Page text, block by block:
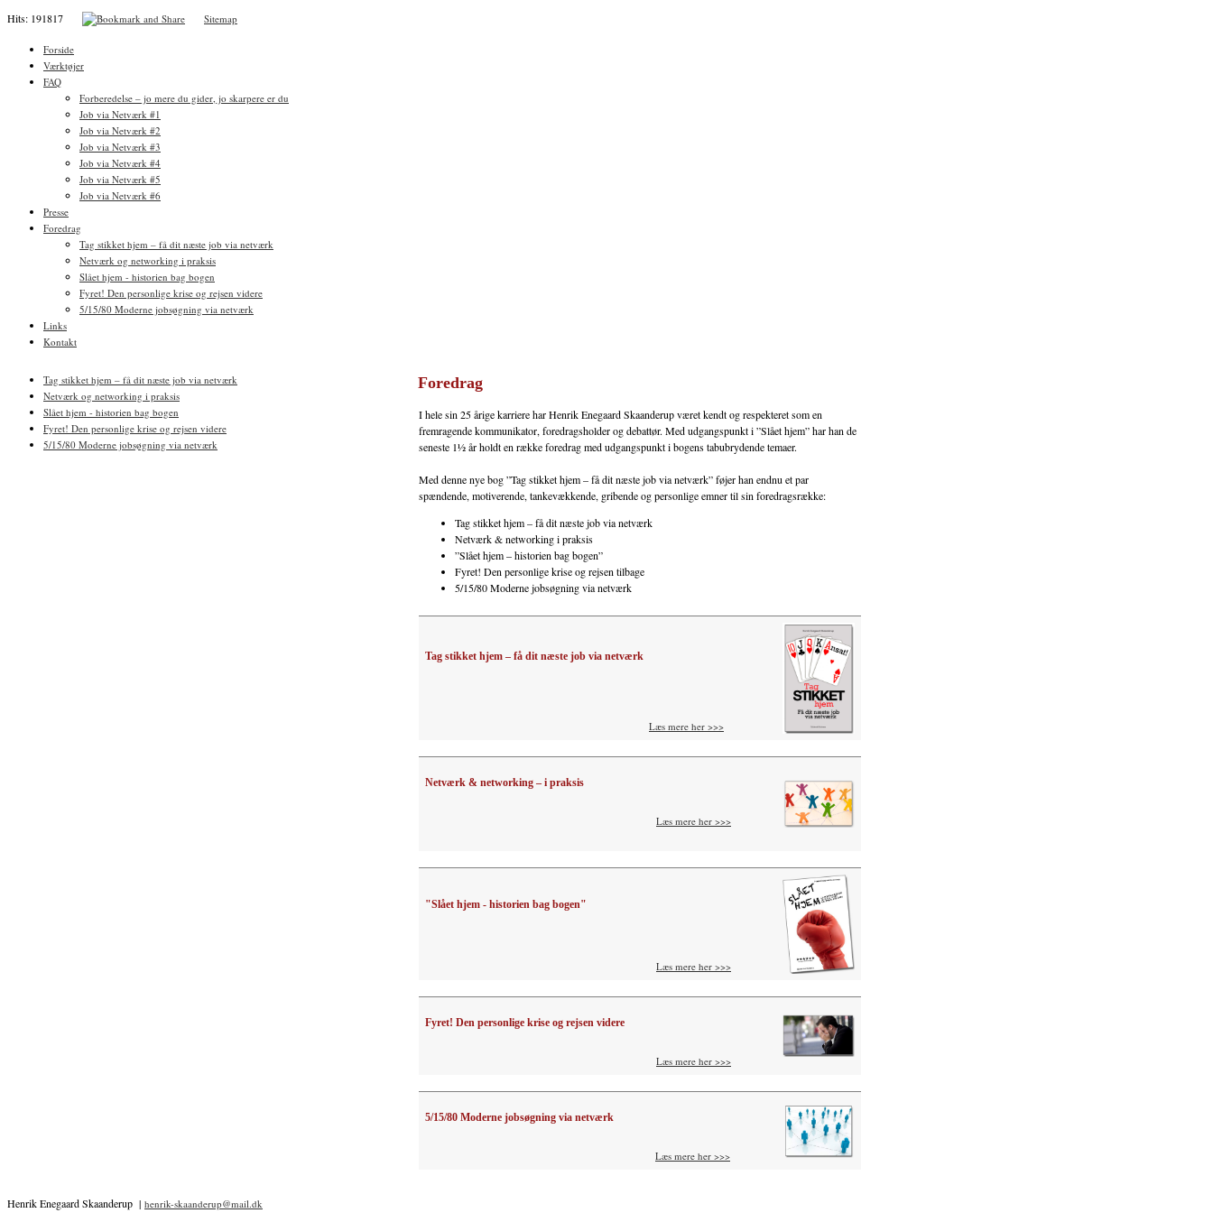
Hits: 191817 Sitemap
Forside
Værktøjer
FAQ
Forberedelse – jo mere du gider, jo skarpere er du
Job via Netværk #1
Job via Netværk #2
Job via Netværk #3
Job via Netværk #4
Job via Netværk #5
Job via Netværk #6
Presse
Foredrag
Tag stikket hjem – få dit næste job via netværk
Netværk og networking i praksis
Slået hjem - historien bag bogen
Fyret! Den personlige krise og rejsen videre
5/15/80 Moderne jobsøgning via netværk
Links
Kontakt
Tag stikket hjem – få dit næste job via netværk
Netværk og networking i praksis
Slået hjem - historien bag bogen
Fyret! Den personlige krise og rejsen videre
5/15/80 Moderne jobsøgning via netværk
Foredrag
I hele sin 25 årige karriere har Henrik Enegaard Skaanderup været kendt og respekteret som en
fremragende kommunikator, foredragsholder og debattør. Med udgangspunkt i ”Slået hjem” har han de
seneste 1½ år holdt en række foredrag med udgangspunkt i bogens tabubrydende temaer.
Med denne nye bog ”Tag stikket hjem – få dit næste job via netværk” føjer han endnu et par
spændende, motiverende, tankevækkende, gribende og personlige emner til sin foredragsrække:
Tag stikket hjem – få dit næste job via netværk
Netværk & networking i praksis
”Slået hjem – historien bag bogen”
Fyret! Den personlige krise og rejsen tilbage
5/15/80 Moderne jobsøgning via netværk
Tag stikket hjem – få dit næste job via netværk
Læs mere her >>>
Netværk & networking – i praksis
Læs mere her >>>
"Slået hjem - historien bag bogen"
Læs mere her >>>
Fyret! Den personlige krise og rejsen videre
Læs mere her >>>
5/15/80 Moderne jobsøgning via netværk
Læs mere her >>>
Henrik Enegaard Skaanderup | henrik-skaanderup@mail.dk